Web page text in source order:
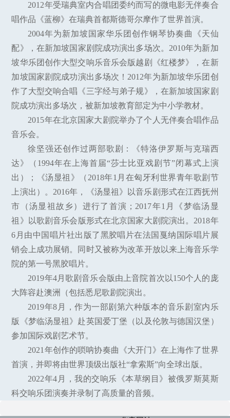
2012年受瑞典室内合唱团委约而写的微电影无伴奏合
唱作品《蓝柳》在瑞典首都斯德哥尔摩作了世界首演。
2004年为新加坡国家华乐团创作钢琴协奏曲《天仙
配》，在新加坡国家剧院成功演出多场次。2010年为新加
坡华乐团创作大型交响乐音乐会版越剧《红楼梦》，在新
加坡国家剧院成功演出多场次！2012年为新加坡华乐团创
作了大型交响合唱《三字经与弟子规》，在新加坡国家剧
院成功演出多场次，被新加坡教育部定为中小学教材。
2015年在北京国家大剧院举办了个人无伴奏合唱作品
音乐会。
徐坚强还创作过两部歌剧：《特洛伊罗斯与克瑞西
达》（1994年在上海首届“莎士比亚戏剧节”闭幕式上演
出）；《汤显祖》（2018年1月在匈牙利世界青年歌剧节
上演出）。2016年，《汤显祖》以音乐剧形式在江西抚州
市（汤显祖故乡）进行了首演；2017年1月《梦临汤显
祖》以歌剧音乐会版形式在北京国家大剧院演出。2018年
6月由中国唱片社出版了黑胶唱片在法国戛纳国际唱片展
销会上成功展销。同时又被称为改革开放以来上海音乐学
院的第一号黑胶唱片。
2019年4月歌剧音乐会版由上音院首次以150个人的庞
大阵容赴澳洲（包括悉尼歌剧院演出。
2019年8月，作为一部剧第六种版本的音乐剧室内乐
版《梦临汤显祖》赴英国爱丁堡（以及伦敦与德国汉堡）
参加国际戏剧艺术节。
2021年创作的唢呐协奏曲《大开门》在上海作了世界
首演，并即将由世界顶级出版社“拿索斯”向全球出版。
2022年4月，我的交响乐《本草纲目》被俄罗斯莫斯
科交响乐团演奏并录制了高质量的音频。